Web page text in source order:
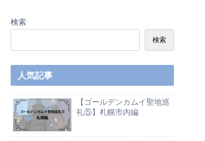
検索
検索
人気記事
【ゴールデンカムイ聖地巡
礼⑤】札幌市内編